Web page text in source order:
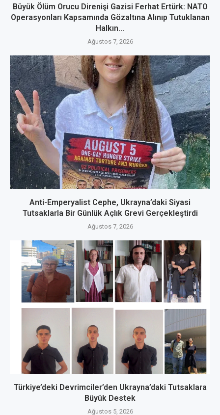
Büyük Ölüm Orucu Direnişi Gazisi Ferhat Ertürk: NATO
Operasyonları Kapsamında Gözaltına Alınıp Tutuklanan
Halkın...
Ağustos 7, 2026
Anti-Emperyalist Cephe, Ukrayna’daki Siyasi
Tutsaklarla Bir Günlük Açlık Grevi Gerçekleştirdi
Ağustos 7, 2026
Türkiye’deki Devrimciler’den Ukrayna’daki Tutsaklara
Büyük Destek
Ağustos 5, 2026